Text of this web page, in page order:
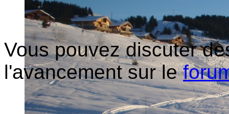
Vous pouvez discuter
l'avancement sur le